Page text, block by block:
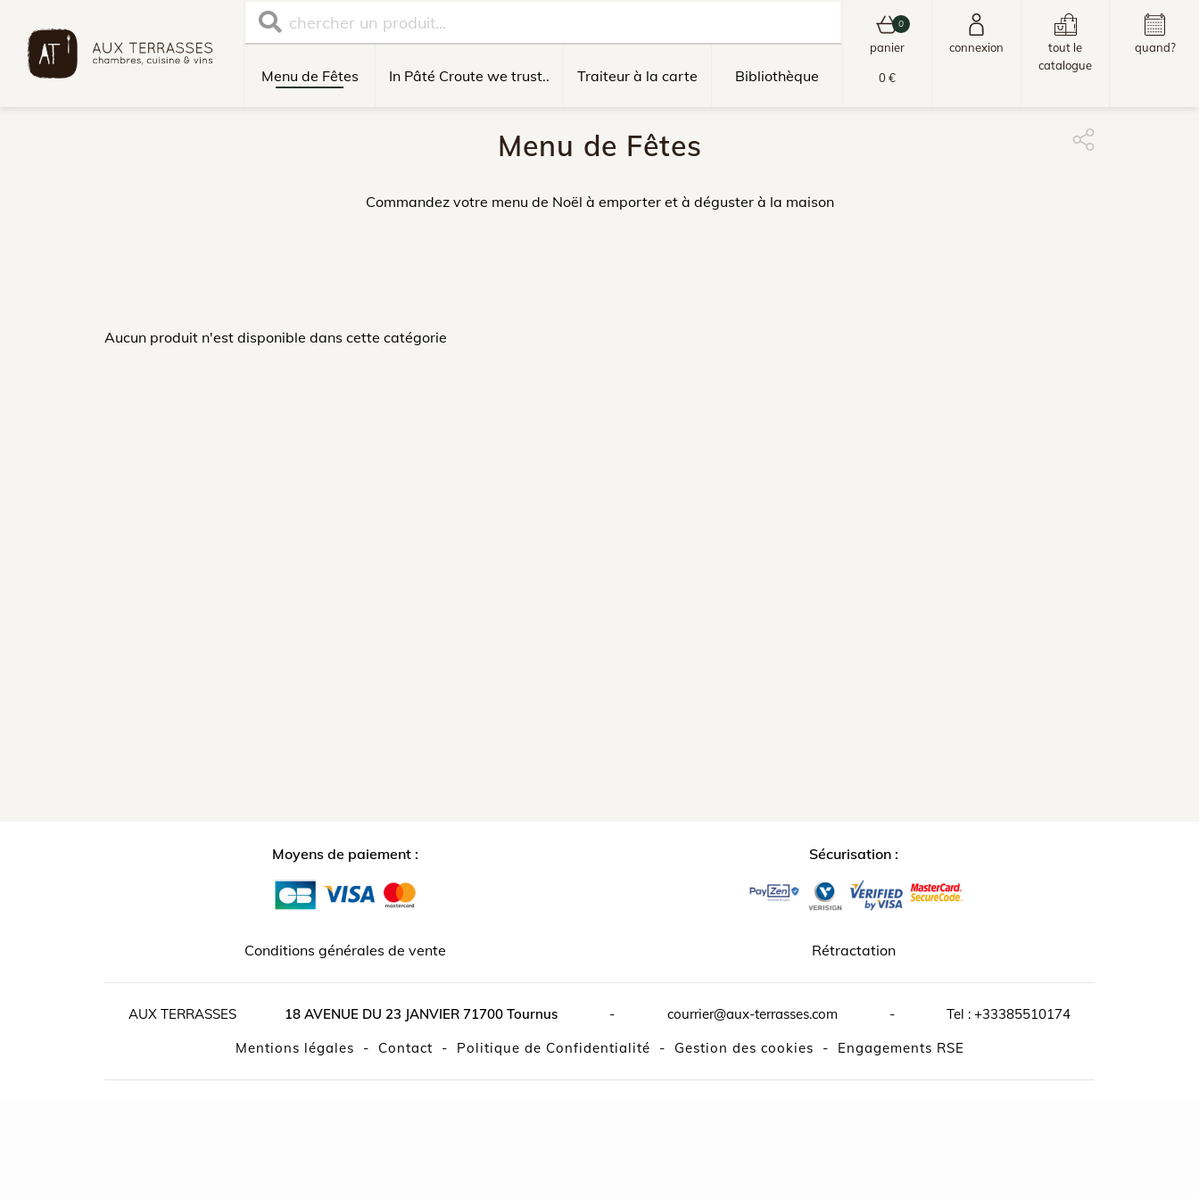
Menu de Fêtes In Pâté Croute we trust.. Traiteur à la carte Bibliothèque
0
panier
0 €
connexion
tout le
catalogue
quand?
Menu de Fêtes
Commandez votre menu de Noël à emporter et à déguster à la maison
Aucun produit n'est disponible dans cette catégorie
Moyens de paiement : Sécurisation :
Conditions générales de vente Rétractation
AUX TERRASSES 18 AVENUE DU 23 JANVIER71700 Tournus - courrier@aux-terrasses.com - Tel : +33385510174
Mentions légales - contact - Politique de Confidentialité - Gestion des cookies - Engagements RSE